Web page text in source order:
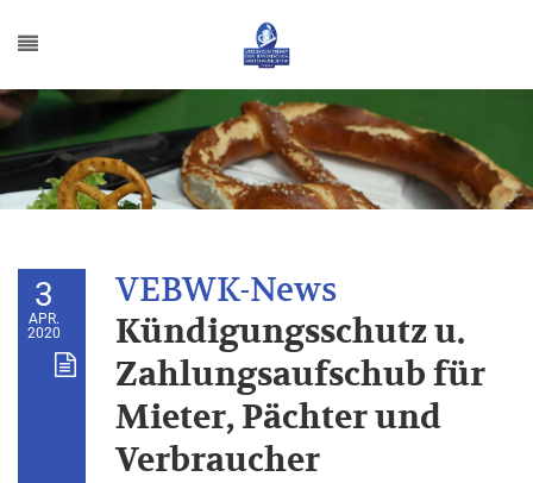
3
APR.
2020
Kündigungsschutz u.
Zahlungsaufschub für
Mieter, Pächter und
Verbraucher